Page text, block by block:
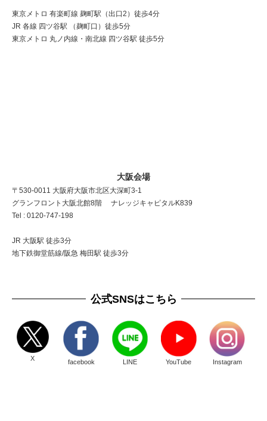
東京メトロ 有楽町線 麹町駅（出口2）徒歩4分
JR 各線 四ツ谷駅 （麹町口）徒歩5分
東京メトロ 丸ノ内線・南北線 四ツ谷駅 徒歩5分
大阪会場
〒530-0011 大阪府大阪市北区大深町3-1
グランフロント大阪北館8階 ナレッジキャピタルK839
Tel : 0120-747-198
JR 大阪駅 徒歩3分
地下鉄御堂筋線/阪急 梅田駅 徒歩3分
公式SNSはこちら
X facebook LINE YouTube Instagram